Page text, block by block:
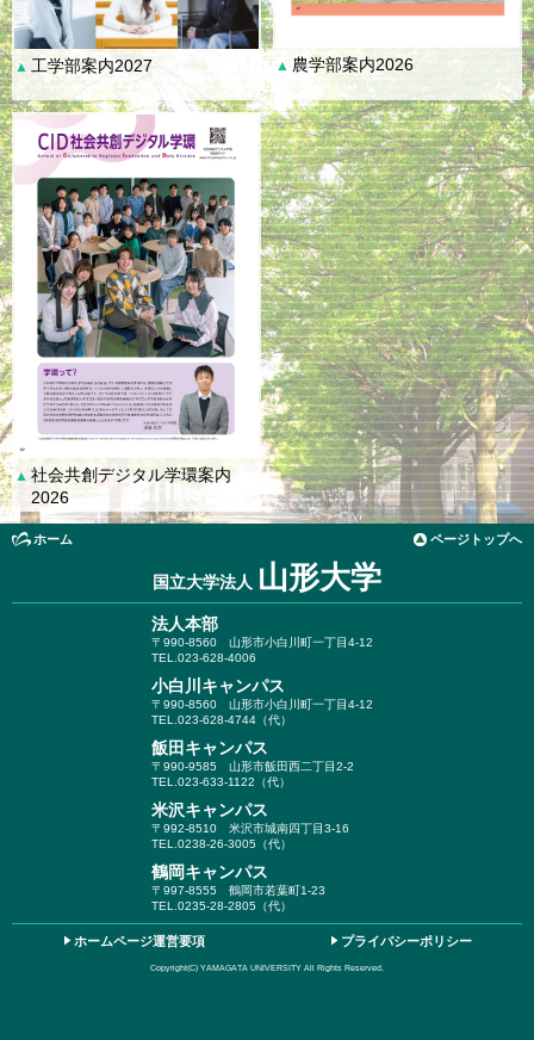
▲ 工学部案内2027 ▲ 農学部案内2026
▲ 社会共創デジタル学環案内
2026
ホーム ページトップへ
国立大学法人 山形大学
法人本部
〒990-8560 山形市小白川町一丁目4-12
TEL.023-628-4006
小白川キャンパス
〒990-8560 山形市小白川町一丁目4-12
TEL.023-628-4744（代）
飯田キャンパス
〒990-9585 山形市飯田西二丁目2-2
TEL.023-633-1122（代）
米沢キャンパス
〒992-8510 米沢市城南四丁目3-16
TEL.0238-26-3005（代）
鶴岡キャンパス
〒997-8555 鶴岡市若葉町1-23
TEL.0235-28-2805（代）
ホームページ運営要項 プライバシーポリシー
Copyright(C) YAMAGATA UNIVERSITY All Rights Reserved.